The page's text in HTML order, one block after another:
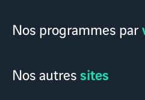
Nos programmes par
Nos autressites